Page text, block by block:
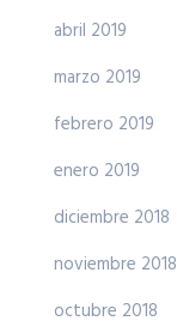
abril 2019
marzo 2019
febrero 2019
enero 2019
diciembre 2018
noviembre 2018
octubre 2018